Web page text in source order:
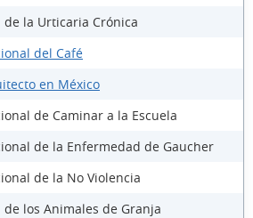
la Urticaria Crónica
del Café
en México
de Caminar a la Escuela
de la Enfermedad de Gaucher
de la No Violencia
los Animales de Granja